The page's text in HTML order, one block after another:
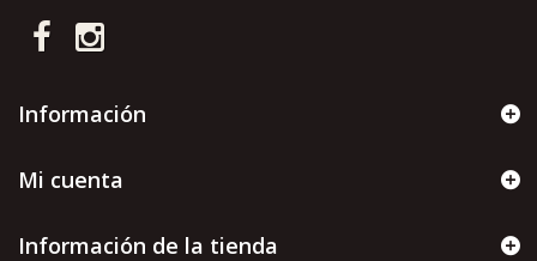
Información
Mi cuenta
Información de la tienda